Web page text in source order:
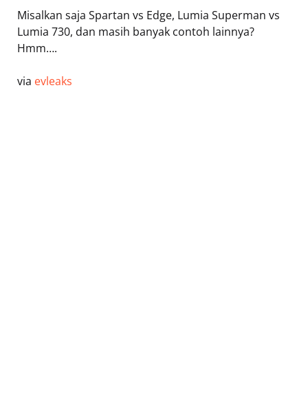
Misalkan saja Spartan vs Edge, Lumia Superman vs
Lumia 730, dan masih banyak contoh lainnya?
Hmm….
via evleaks